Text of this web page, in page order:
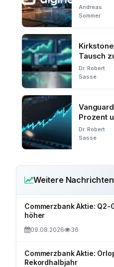
Andreas
Sommer
Tausch
Dr. Robert
Sasse
Prozent
Dr. Robert
Sasse
Weitere
Commerzbank Aktie:
höher
09.08.2026 36
Commerzbank Aktie:
Rekordhalbjahr